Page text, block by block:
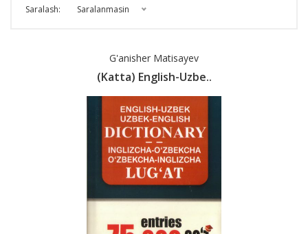
Saralash: Saralanmasin
G'anisher Matisayev
(Katta) English-Uzbe..